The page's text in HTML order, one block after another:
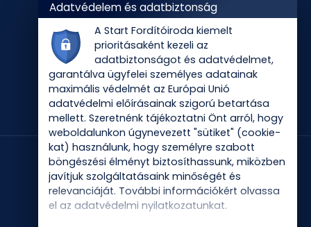
Adatvédelem és adatbiztonság
A Start Fordítóiroda kiemelt
prioritásaként kezeli az
adatbiztonságot és adatvédelmet,
garantálva ügyfelei személyes adatainak
maximális védelmét az Európai Unió
adatvédelmi előírásainak szigorú betartása
mellett. Szeretnénk tájékoztatni Önt arról, hogy
weboldalunkon úgynevezett "sütiket" (cookie-
kat) használunk, hogy személyre szabott
böngészési élményt biztosíthassunk, miközben
javítjuk szolgáltatásaink minőségét és
relevanciáját. További információkért olvassa
el az adatvédelmi nyilatkozatunkat.
Instagram